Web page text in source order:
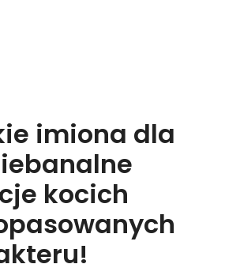
imiona dla
kocich